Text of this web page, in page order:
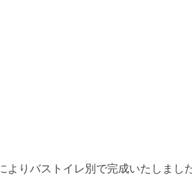
りバストイレ別で完成いたしました